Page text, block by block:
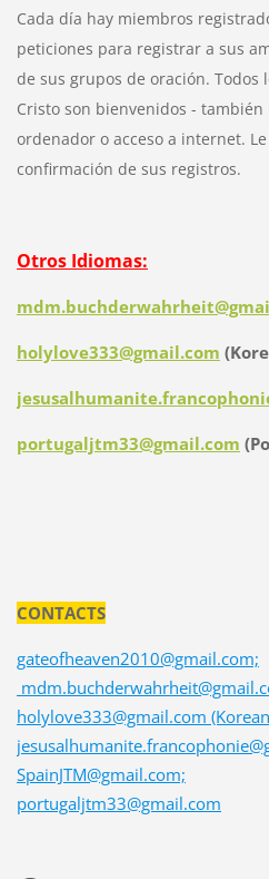
Cada día hay miembros
peticiones para registrar a sus
de sus grupos de oración. Todos
Cristo son bienvenidos -
ordenador o acceso a internet.
confirmación de sus registros.
Otros Idiomas:
holylove333@gmail.com
portugaljtm33@gmail.com
CONTACTS
gateofheaven2010@gmail.com;
holylove333@gmail.com
SpainJTM@gmail.com;
portugaljtm33@gmail.com